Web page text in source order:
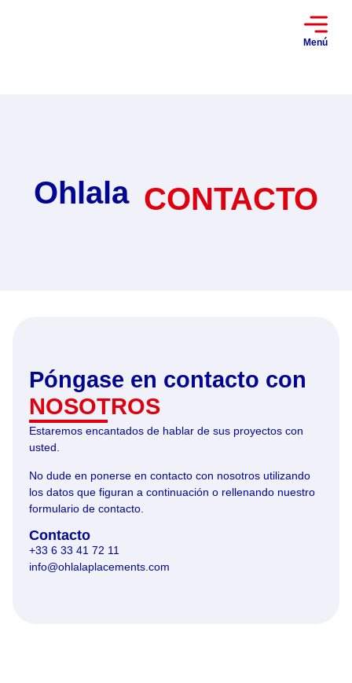
Menú
Ohlala CONTACTO
Póngase en contacto con
NOSOTROS
Estaremos encantados de hablar de sus proyectos con
usted.
No dude en ponerse en contacto con nosotros utilizando
los datos que figuran a continuación o rellenando nuestro
formulario de contacto.
Contacto
+33 6 33 41 72 11
info@ohlalaplacements.com